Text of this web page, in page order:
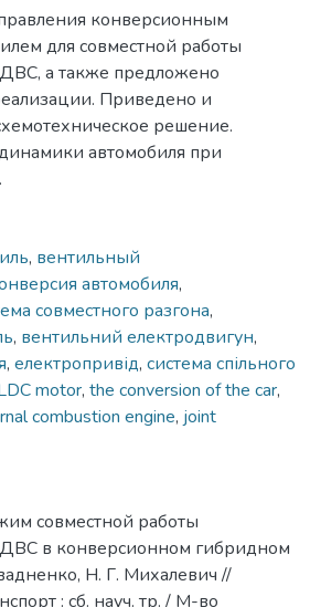
конверсионным
для совместной работы
ДВС, а также предложено
Приведено и
решение.
автомобиля при
, вентильный
автомобиля,
совместного разгона,
, вентильний електродвигун,
, електропривід, система спільного
motor, the conversion of the car,
combustion engine, joint
совместной работы
ДВС в конверсионном гибридном
Н. Г. Михалевич //
: сб. науч. тр. / М-во